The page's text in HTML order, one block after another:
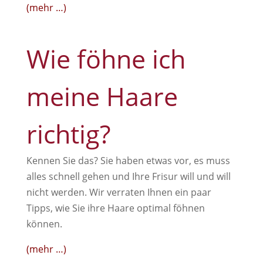
(mehr …)
Wie föhne ich
meine Haare
richtig?
Kennen Sie das? Sie haben etwas vor, es muss
alles schnell gehen und Ihre Frisur will und will
nicht werden. Wir verraten Ihnen ein paar
Tipps, wie Sie ihre Haare optimal föhnen
können.
(mehr …)